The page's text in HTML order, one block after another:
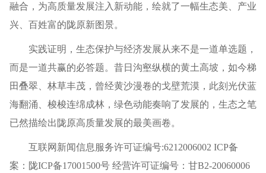
融合，为高质量发展注入新动能，绘就了一幅生态美、产业
兴、百姓富的陇原新图景。
实践证明，生态保护与经济发展从来不是一道单选题，
而是一道共赢的必答题。昔日沟壑纵横的黄土高坡，如今梯
田叠翠、林草丰茂，曾经黄沙漫卷的戈壁荒漠，此刻光伏蓝
海翻涌、梭梭连绵成林，绿色动能奏响了发展的，生态之笔
已然描绘出陇原高质量发展的最美画卷。
互联网新闻信息服务许可证编号:6212006002 ICP备
案：陇ICP备17001500号 经营许可证编号：甘B2-20060006